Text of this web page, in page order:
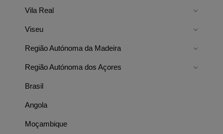
Vila Real
Viseu
Região Autónoma da Madeira
Região Autónoma dos Açores
Brasil
Angola
Moçambique